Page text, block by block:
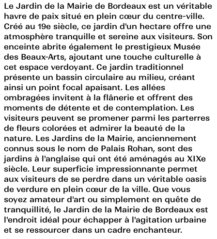
Le Jardin de la Mairie de Bordeaux est un véritable
havre de paix situé en plein cœur du centre-ville.
Créé au 19e siècle, ce jardin d'un hectare offre une
atmosphère tranquille et sereine aux visiteurs. Son
enceinte abrite également le prestigieux Musée
des Beaux-Arts, ajoutant une touche culturelle à
cet espace verdoyant. Ce jardin traditionnel
présente un bassin circulaire au milieu, créant
ainsi un point focal apaisant. Les allées
ombragées invitent à la flânerie et offrent des
moments de détente et de contemplation. Les
visiteurs peuvent se promener parmi les parterres
de fleurs colorées et admirer la beauté de la
nature. Les Jardins de la Mairie, anciennement
connus sous le nom de Palais Rohan, sont des
jardins à l'anglaise qui ont été aménagés au XIXe
siècle. Leur superficie impressionnante permet
aux visiteurs de se perdre dans un véritable oasis
de verdure en plein cœur de la ville. Que vous
soyez amateur d'art ou simplement en quête de
tranquillité, le Jardin de la Mairie de Bordeaux est
l'endroit idéal pour échapper à l'agitation urbaine
et se ressourcer dans un cadre enchanteur.